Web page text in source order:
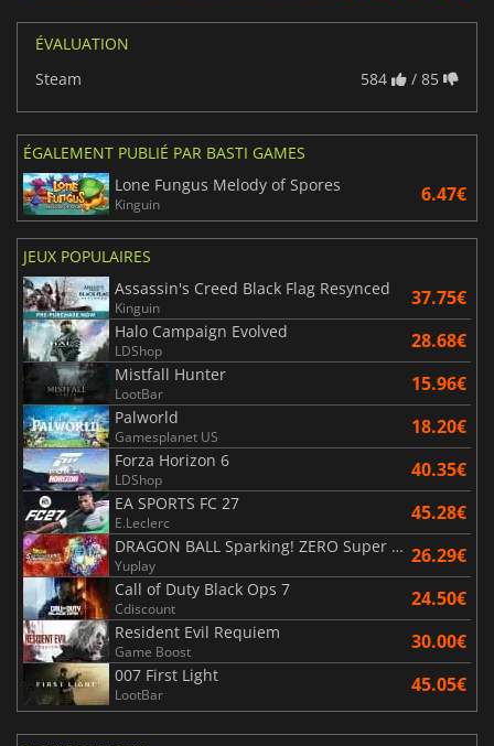
ÉVALUATION
Steam
584 / 85
ÉGALEMENT PUBLIÉ PAR BASTI GAMES
Lone Fungus Melody of Spores
Kinguin 6.47€
JEUX POPULAIRES
Assassin's Creed Black Flag Resynced
Kinguin 37.75€
Halo Campaign Evolved
LDShop 28.68€
Mistfall Hunter
LootBar 15.96€
Palworld
Gamesplanet US 18.20€
Forza Horizon 6
LDShop 40.35€
EA SPORTS FC 27
E.Leclerc 45.28€
DRAGON BALL Sparking! ZERO Super Limit Breaking NEO
Yuplay 26.29€
Call of Duty Black Ops 7
Cdiscount 24.50€
Resident Evil Requiem
Game Boost 30.00€
007 First Light
LootBar 45.05€